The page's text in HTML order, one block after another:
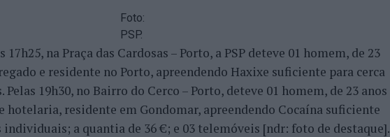
Foto:
PSP.
na Praça das Cardosas – Porto, a PSP deteve 01 homem, de 23
e residente no Porto, apreendendo Haxixe suficiente para cerca
19h30, no Bairro do Cerco – Porto, deteve 01 homem, de 23 anos
hotelaria, residente em Gondomar, apreendendo Cocaína suficiente
individuais; a quantia de 36 €; e 03 telemóveis [ndr: foto de destaque].